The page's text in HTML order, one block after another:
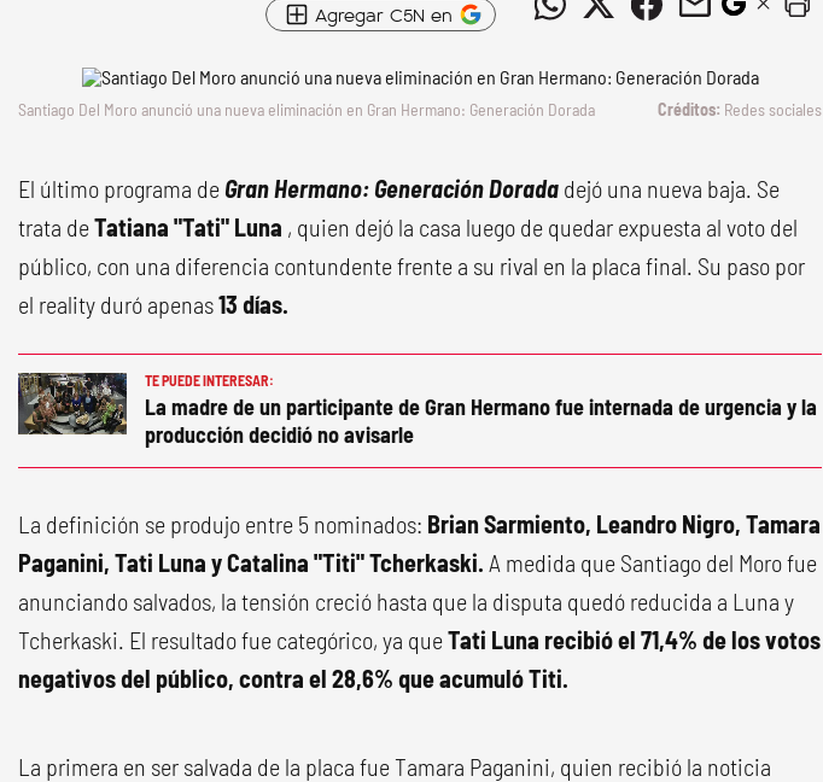
Agregar C5N en
Santiago Del Moro anunció una nueva eliminación en Gran Hermano: Generación Dorada Redes sociales
El último programa de Gran Hermano: Generación Dorada dejó una nueva baja. Se
trata deTatiana "Tati" Luna , quien dejó la casa luego de quedar expuesta al voto del
público, con una diferencia contundente frente a su rival en la placa final. Su paso por
el reality duró apenas13 días.
TE PUEDE INTERESAR:
La madre de un participante de Gran Hermano fue internada de urgencia y la
producción decidió no avisarle
La definición se produjo entre 5 nominados: Brian Sarmiento, Leandro Nigro, Tamara
Paganini, Tati Luna y Catalina "Titi" Tcherkaski. A medida que Santiago del Moro fue
anunciando salvados, la tensión creció hasta que la disputa quedó reducida a Luna y
Tcherkaski. El resultado fue categórico, ya queTati Luna recibió el 71,4% de los votos
negativos del público, contra el 28,6% que acumuló Titi.
La primera en ser salvada de la placa fue Tamara Paganini, quien recibió la noticia